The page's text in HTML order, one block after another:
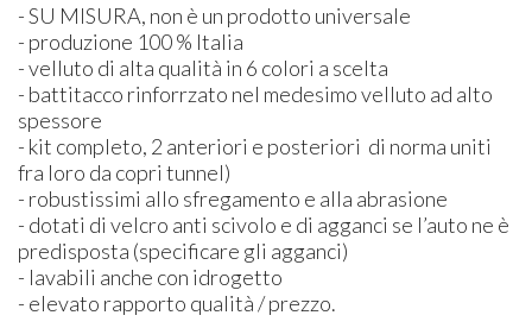
- SU MISURA, non è un prodotto universale
- produzione 100 % Italia
- velluto di alta qualità in 6 colori a scelta
- battitacco rinforrzato nel medesimo velluto ad alto
spessore
- kit completo, 2 anteriori e posteriori di norma uniti
fra loro da copri tunnel)
- robustissimi allo sfregamento e alla abrasione
- dotati di velcro anti scivolo e di agganci se l’auto ne è
predisposta (specificare gli agganci)
- lavabili anche con idrogetto
- elevato rapporto qualità / prezzo.